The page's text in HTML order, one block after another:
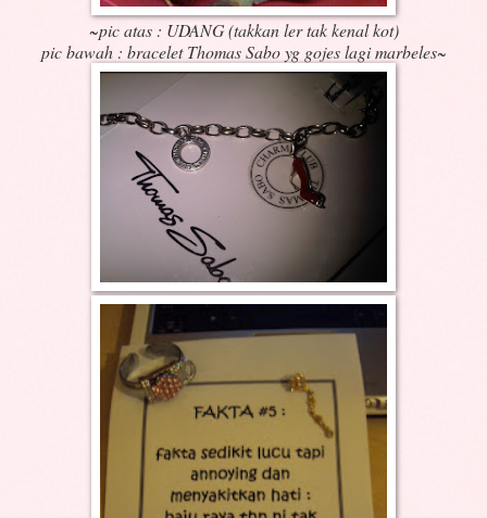
~pic atas : UDANG (takkan ler tak kenal kot)
pic bawah : bracelet Thomas Sabo yg gojes lagi marbeles~